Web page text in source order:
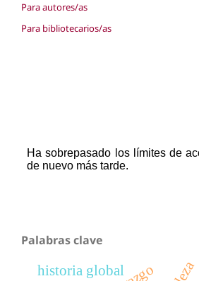
Para autores/as
Para bibliotecarios/as
Palabras clave
historia global